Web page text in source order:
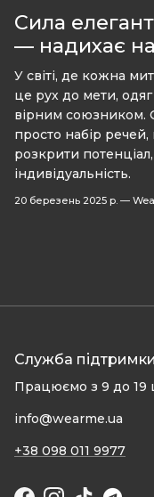
Сила
— надихає на
У світі, де кожна
це рух до мети,
вірним союзником.
просто набір
розкрити
індивідуальність.
20 березень 2025 р. —
Служба
Працюємо з 9 до 19
info@wearme.ua
+38 098 011 9977